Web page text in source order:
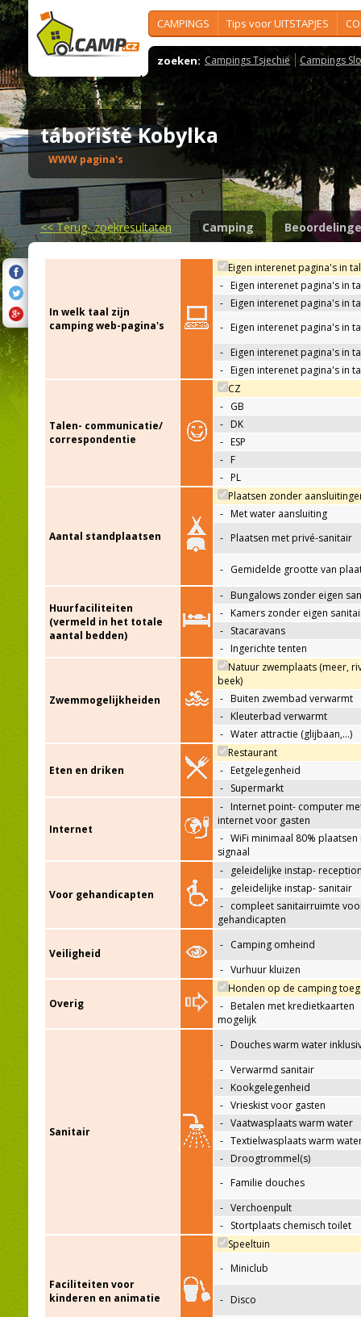
CAMPINGS Tips voor UITSTAPJES
zoeken: Campings Tsjechië Campings
tábořiště Kobylka
WWW pagina's
<<Terug- zoekresultaten Camping
In welk taal zijn
camping web-pagina's
Eigen interenet pagina's in
- Eigen interenet pagina's in
- Eigen interenet pagina's in
- Eigen interenet pagina's in
- Eigen interenet pagina's in
- Eigen interenet pagina's in
Talen- communicatie/
correspondentie
CZ
- GB
- DK
- ESP
- F
- PL
Aantal standplaatsen
Plaatsen zonder
- Met water aansluiting
- Plaatsen met privé-sanitair
- Gemidelde grootte van
Huurfaciliteiten
(vermeld in het totale
aantal bedden)
- Bungalows zonder eigen
- Kamers zonder eigen
- Stacaravans
- Ingerichte tenten
Zwemmogelijkheiden
Natuur zwemplaats (meer,
beek)
- Buiten zwembad verwarmt
- Kleuterbad verwarmt
- Water attractie (glijbaan,…)
Eten en driken
Restaurant
- Eetgelegenheid
- Supermarkt
Internet
- Internet point- computer
internet voor gasten
- WiFi minimaal 80% plaatsen
signaal
Voor gehandicapten
-
geleidelijke instap-
-
geleidelijke instap- sanitair
- compleet sanitairruimte
gehandicapten
Veiligheid
- Camping omheind
- Vurhuur kluizen
Overig
Honden op de camping
- Betalen met kredietkaarten
mogelijk
Sanitair
- Douches warm water
- Verwarmd sanitair
- Kookgelegenheid
- Vrieskist voor gasten
- Vaatwasplaats warm water
- Textielwasplaats warm
- Droogtrommel(s)
- Familie douches
- Verchoenpult
- Stortplaats chemisch toilet
Faciliteiten voor
kinderen en animatie
Speeltuin
- Miniclub
- Disco